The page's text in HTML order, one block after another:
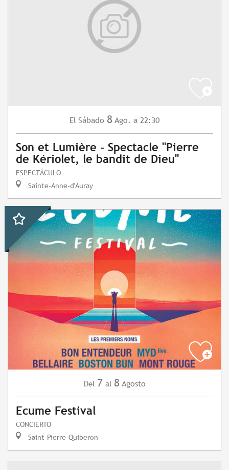
El Sábado 8 Ago. a 22:30
Son et Lumière - Spectacle "Pierre
de Kériolet, le bandit de Dieu"
ESPECTÁCULO
Sainte-Anne-d'Auray
Del 7 al 8 Agosto
Ecume Festival
CONCIERTO
Saint-Pierre-Quiberon